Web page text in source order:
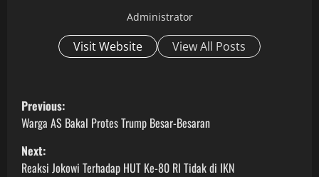
Administrator
Visit Website View All Posts
P
o
s
Previous:
Warga AS Bakal Protes Trump Besar-Besaran
Next:
Reaksi Jokowi Terhadap HUT Ke-80 RI Tidak di IKN